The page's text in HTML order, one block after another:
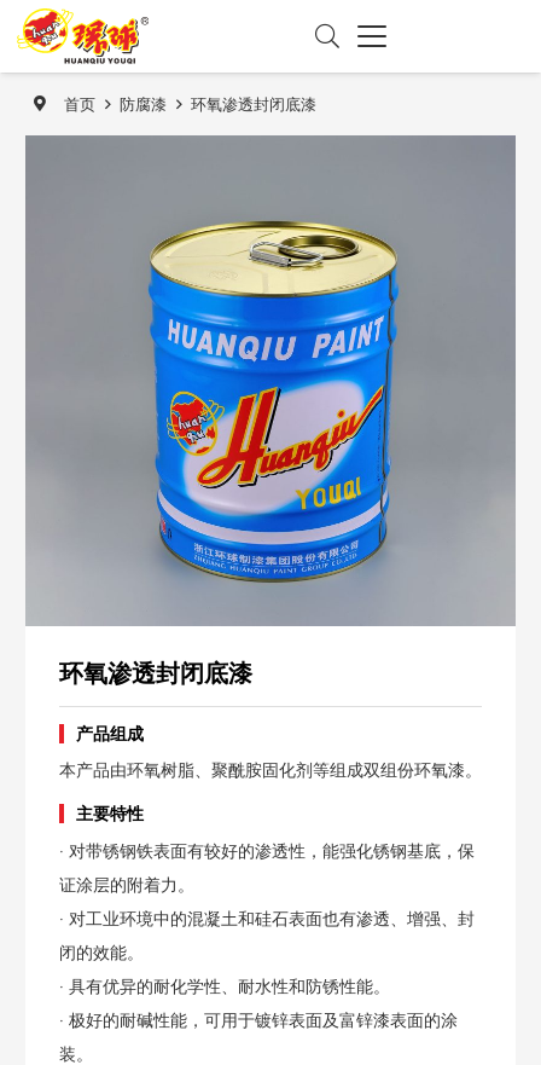
首页 防腐漆 环氧渗透封闭底漆
环氧渗透封闭底漆
产品组成
本产品由环氧树脂、聚酰胺固化剂等组成双组份环氧漆。
主要特性
· 对带锈钢铁表面有较好的渗透性，能强化锈钢基底，保
证涂层的附着力。
· 对工业环境中的混凝土和硅石表面也有渗透、增强、封
闭的效能。
· 具有优异的耐化学性、耐水性和防锈性能。
· 极好的耐碱性能，可用于镀锌表面及富锌漆表面的涂
装。